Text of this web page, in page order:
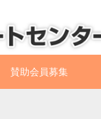
賛助会員募集